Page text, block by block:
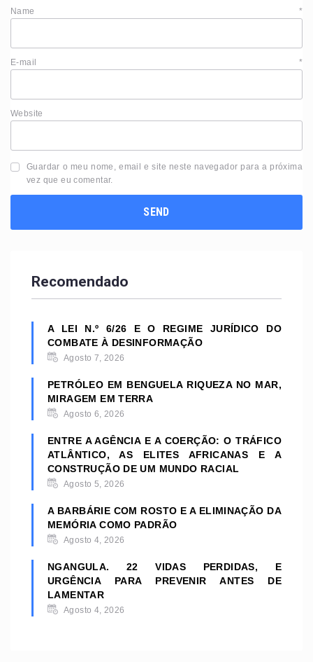
Name *
E-mail *
Website
Guardar o meu nome, email e site neste navegador para a próxima
vez que eu comentar.
Recomendado
A LEI N.º 6/26 E O REGIME JURÍDICO DO
COMBATE À DESINFORMAÇÃO
Agosto 7, 2026
PETRÓLEO EM BENGUELA RIQUEZA NO MAR,
MIRAGEM EM TERRA
Agosto 6, 2026
ENTRE A AGÊNCIA E A COERÇÃO: O TRÁFICO
ATLÂNTICO, AS ELITES AFRICANAS E A
CONSTRUÇÃO DE UM MUNDO RACIAL
Agosto 5, 2026
A BARBÁRIE COM ROSTO E A ELIMINAÇÃO DA
MEMÓRIA COMO PADRÃO
Agosto 4, 2026
NGANGULA. 22 VIDAS PERDIDAS, E
URGÊNCIA PARA PREVENIR ANTES DE
LAMENTAR
Agosto 4, 2026